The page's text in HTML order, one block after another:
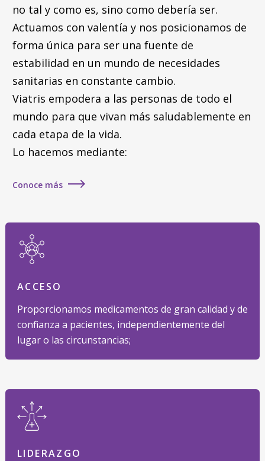
no tal y como es, sino como debería ser.
Actuamos con valentía y nos posicionamos de
forma única para ser una fuente de
estabilidad en un mundo de necesidades
sanitarias en constante cambio.
Viatris empodera a las personas de todo el
mundo para que vivan más saludablemente en
cada etapa de la vida.
Lo hacemos mediante:
Conoce más
ACCESO
Proporcionamos medicamentos de gran calidad y de
confianza a pacientes, independientemente del
lugar o las circunstancias;
LIDERAZGO